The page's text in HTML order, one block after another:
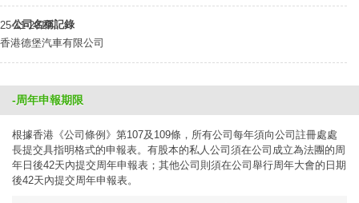
公司名稱記錄
25-11-2019
香港德堡汽車有限公司
-周年申報期限
根據香港《公司條例》第107及109條，所有公司每年須向公司註冊處處
長提交具指明格式的申報表。有股本的私人公司須在公司成立為法團的周
年日後42天內提交周年申報表；其他公司則須在公司舉行周年大會的日期
後42天內提交周年申報表。